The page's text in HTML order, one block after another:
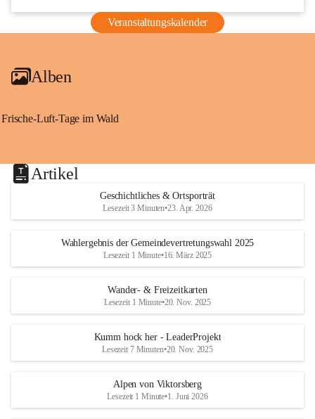
Veranstaltungskalender
Alben
Frische-Luft-Tage im Wald
Artikel
Geschichtliches & Ortsporträt
Lesezeit 3 Minuten•23. Apr. 2026
Wahlergebnis der Gemeindevertretungswahl 2025
Lesezeit 1 Minute•16. März 2025
Wander- & Freizeitkarten
Lesezeit 1 Minute•20. Nov. 2025
Kumm hock her - LeaderProjekt
Lesezeit 7 Minuten•20. Nov. 2025
Alpen von Viktorsberg
Lesezeit 1 Minute•1. Juni 2026